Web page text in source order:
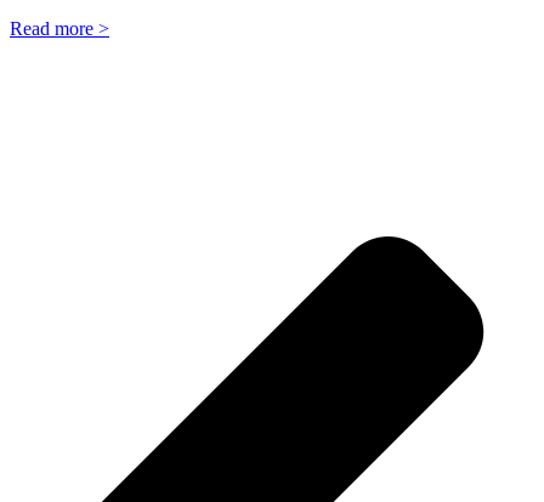
Read more >